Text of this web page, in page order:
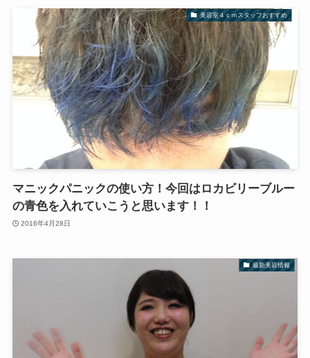
美容室４ｃｍスタッフおすすめ
マニックパニックの使い方！今回はロカビリーブルー
の青色を入れていこうと思います！！
2016年4月28日
最新美容情報